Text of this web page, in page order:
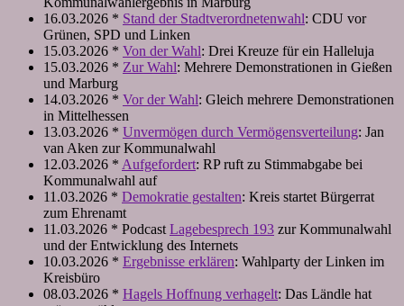
16.03.2026 * Stand der Stadtverordnetenwahl: CDU vor
Grünen, SPD und Linken
15.03.2026 * Von der Wahl: Drei Kreuze für ein Halleluja
15.03.2026 * Zur Wahl: Mehrere Demonstrationen in Gießen
und Marburg
14.03.2026 * Vor der Wahl: Gleich mehrere Demonstrationen
in Mittelhessen
13.03.2026 * Unvermögen durch Vermögensverteilung: Jan
van Aken zur Kommunalwahl
12.03.2026 * Aufgefordert: RP ruft zu Stimmabgabe bei
Kommunalwahl auf
11.03.2026 * Demokratie gestalten: Kreis startet Bürgerrat
zum Ehrenamt
11.03.2026 * Podcast Lagebesprech 193 zur Kommunalwahl
und der Entwicklung des Internets
10.03.2026 * Ergebnisse erklären: Wahlparty der Linken im
Kreisbüro
08.03.2026 * Hagels Hoffnung verhagelt: Das Ländle hat